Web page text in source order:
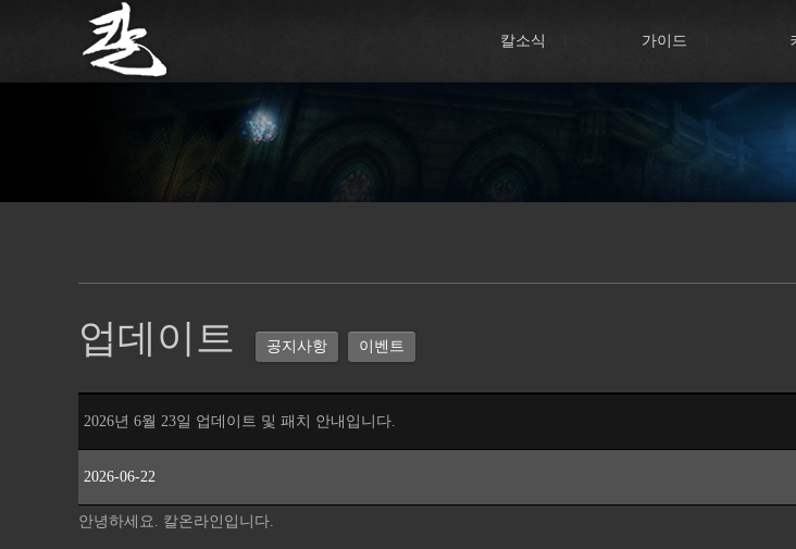
칼소식 가이드
업데이트 공지사항 이벤트
2026년 6월 23일 업데이트 및 패치 안내입니다.
2026-06-22
안녕하세요. 칼온라인입니다.